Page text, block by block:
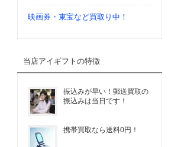
映画券・東宝など買取り中！
当店アイギフトの特徴
振込みが早い！郵送買取の
振込みは当日です！
携帯買取なら送料0円！